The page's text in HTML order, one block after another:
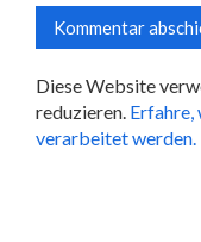
Diese Website
reduzieren. Erfahre,
verarbeitet werden.